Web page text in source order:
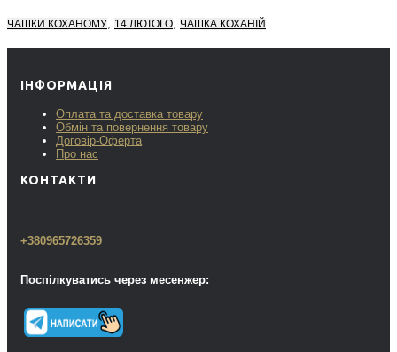
ЧАШКИ КОХАНОМУ, 14 ЛЮТОГО, ЧАШКА КОХАНІЙ
ІНФОРМАЦІЯ
Оплата та доставка товару
Обмін та повернення товару
Договір-Оферта
Про нас
КОНТАКТИ
+380965726359
Поспілкуватись через месенжер: